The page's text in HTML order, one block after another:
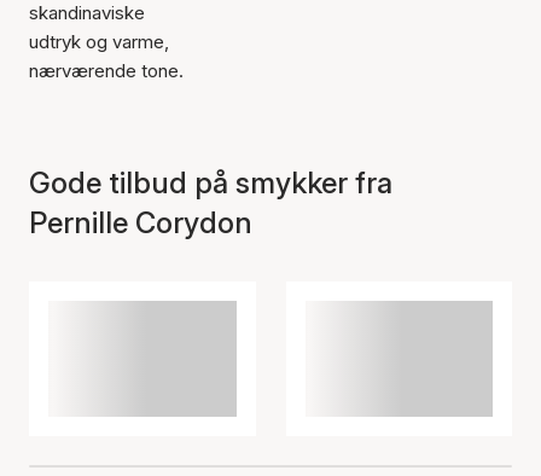
skandinaviske
udtryk og varme,
nærværende tone.
Gode tilbud på smykker fra
Pernille Corydon